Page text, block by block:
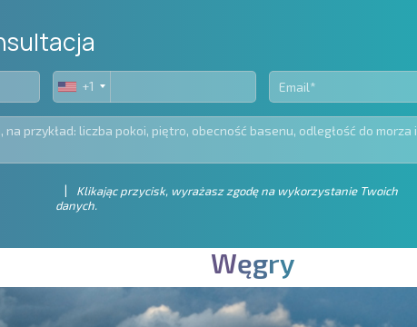
United
+1
+1
Klikając przycisk, wyrażasz zgodę na wykorzystanie Twoich
danych.
Węgry